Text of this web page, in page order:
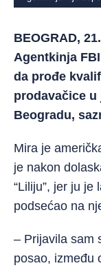
BEOGRAD,
Agentkinja
da prođe
prodavačice
Beogradu,
Mira je
je nakon
“Liliju”, jer ju
podsećao na
– Prijavila sam
posao, između